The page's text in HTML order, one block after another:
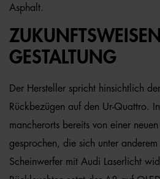
Asphalt.
GESTALTUNG
Der Hersteller spricht hinsichtlich
Rückbezügen auf den Ur-Quattro.
mancherorts bereits von einer
gesprochen, die sich unter
Scheinwerfer mit Audi Laserlicht